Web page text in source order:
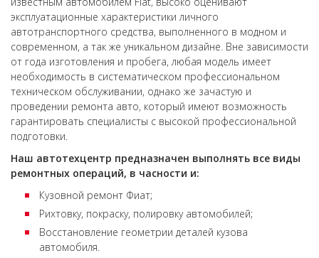
эксплуатационные характеристики личного
автотранспортного средства, выполненного в модном и
современном, а так же уникальном дизайне. Вне зависимости
от года изготовления и пробега, любая модель имеет
необходимость в систематическом профессиональном
техническом обслуживании, однако же зачастую и
проведении ремонта авто, который имеют возможность
гарантировать специалисты с высокой профессиональной
подготовки.
Наш автотехцентр предназначен выполнять все виды
ремонтных операций, в часности и:
Кузовной ремонт Фиат;
Рихтовку, покраску, полировку автомобилей;
Восстановление геометрии деталей кузова
автомобиля.